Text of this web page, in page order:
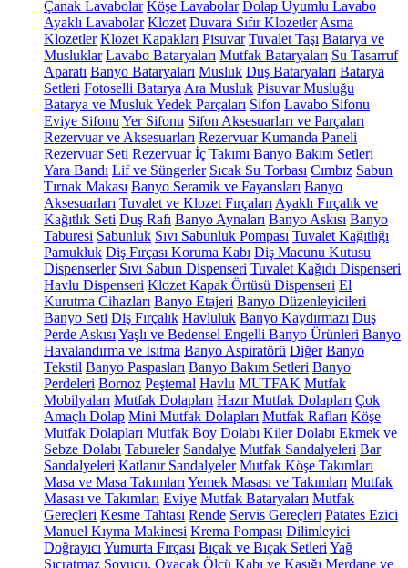
Çanak Lavabolar Köşe Lavabolar Dolap Uyumlu Lavabo
Ayaklı Lavabolar Klozet Duvara Sıfır Klozetler Asma
Klozetler Klozet Kapakları Pisuvar Tuvalet Taşı Batarya ve
Musluklar Lavabo Bataryaları Mutfak Bataryaları Su Tasarruf
Aparatı Banyo Bataryaları Musluk Duş Bataryaları Batarya
Setleri Fotoselli Batarya Ara Musluk Pisuvar Musluğu
Batarya ve Musluk Yedek Parçaları Sifon Lavabo Sifonu
Eviye Sifonu Yer Sifonu Sifon Aksesuarları ve Parçaları
Rezervuar ve Aksesuarları Rezervuar Kumanda Paneli
Rezervuar Seti Rezervuar İç Takımı Banyo Bakım Setleri
Yara Bandı Lif ve Süngerler Sıcak Su Torbası Cımbız Sabun
Tırnak Makası Banyo Seramik ve Fayansları Banyo
Aksesuarları Tuvalet ve Klozet Fırçaları Ayaklı Fırçalık ve
Kağıtlık Seti Duş Rafı Banyo Aynaları Banyo Askısı Banyo
Taburesi Sabunluk Sıvı Sabunluk Pompası Tuvalet Kağıtlığı
Pamukluk Diş Fırçası Koruma Kabı Diş Macunu Kutusu
Dispenserler Sıvı Sabun Dispenseri Tuvalet Kağıdı Dispenseri
Havlu Dispenseri Klozet Kapak Örtüsü Dispenseri El
Kurutma Cihazları Banyo Etajeri Banyo Düzenleyicileri
Banyo Seti Diş Fırçalık Havluluk Banyo Kaydırmazı Duş
Perde Askısı Yaşlı ve Bedensel Engelli Banyo Ürünleri Banyo
Havalandırma ve Isıtma Banyo Aspiratörü Diğer Banyo
Tekstil Banyo Paspasları Banyo Bakım Setleri Banyo
Perdeleri Bornoz Peştemal Havlu MUTFAK Mutfak
Mobilyaları Mutfak Dolapları Hazır Mutfak Dolapları Çok
Amaçlı Dolap Mini Mutfak Dolapları Mutfak Rafları Köşe
Mutfak Dolapları Mutfak Boy Dolabı Kiler Dolabı Ekmek ve
Sebze Dolabı Tabureler Sandalye Mutfak Sandalyeleri Bar
Sandalyeleri Katlanır Sandalyeler Mutfak Köşe Takımları
Masa ve Masa Takımları Yemek Masası ve Takımları Mutfak
Masası ve Takımları Eviye Mutfak Bataryaları Mutfak
Gereçleri Kesme Tahtası Rende Servis Gereçleri Patates Ezici
Manuel Kıyma Makinesi Krema Pompası Dilimleyici
Doğrayıcı Yumurta Fırçası Bıçak ve Bıçak Setleri Yağ
Sıçratmaz Soyucu, Oyacak Ölçü Kabı ve Kaşığı Merdane ve